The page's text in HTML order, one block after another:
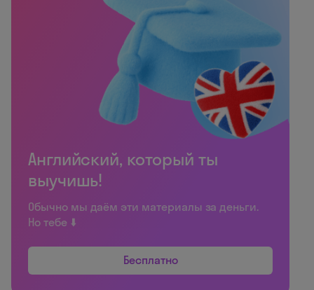
Английский, который ты
выучишь!
Обычно мы даём эти материалы за деньги.
Но тебе ⬇️
Бесплатно